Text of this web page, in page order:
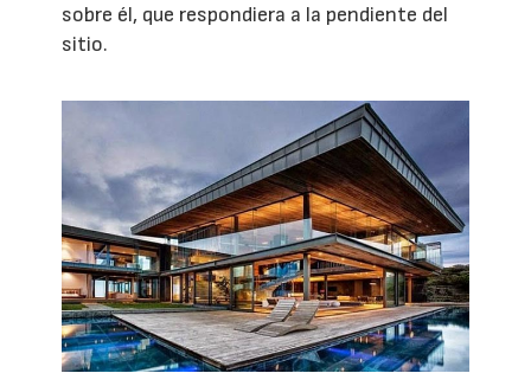
sobre él, que respondiera a la pendiente del
sitio.